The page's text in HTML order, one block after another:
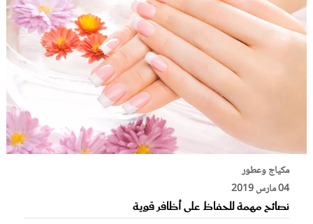
مكياج وعطور
04 مارس 2019
نصائح مهمة للحفاظ على أظافر قوية